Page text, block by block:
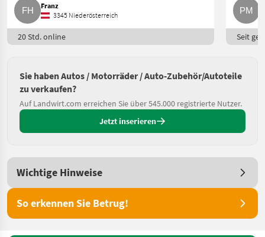
Franz
3345 Niederösterreich
20 Std. online Seit
Sie haben Autos / Motorräder / Auto-Zubehör/Autoteile
zu verkaufen?
Auf Landwirt.com erreichen Sie über 545.000 registrierte Nutzer.
Jetzt inserieren
Wichtige Hinweise
So erkennen Sie Betrug!